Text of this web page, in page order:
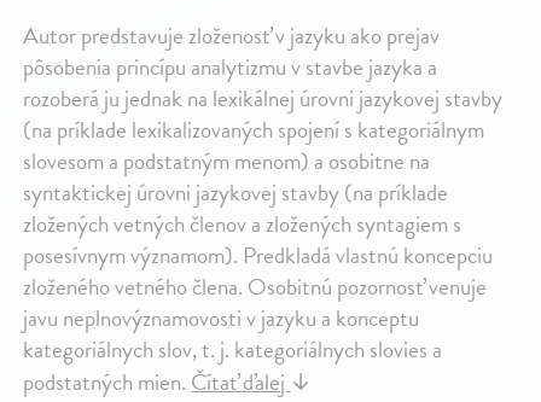
Autor predstavuje zloženosť v jazyku ako prejav
pôsobenia princípu analytizmu v stavbe jazyka a
rozoberá ju jednak na lexikálnej úrovni jazykovej stavby
(na príklade lexikalizovaných spojení s kategoriálnym
slovesom a podstatným menom) a osobitne na
syntaktickej úrovni jazykovej stavby (na príklade
zložených vetných členov a zložených syntagiem s
posesívnym významom). Predkladá vlastnú koncepciu
zloženého vetného člena. Osobitnú pozornosť venuje
javu neplnovýznamovosti v jazyku a konceptu
kategoriálnych slov, t. j. kategoriálnych slovies a
podstatných mien.Čítať ďalej↓